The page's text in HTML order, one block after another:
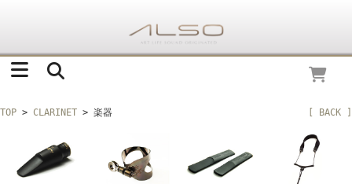
TOP > CLARINET > 楽器 [ BACK ]